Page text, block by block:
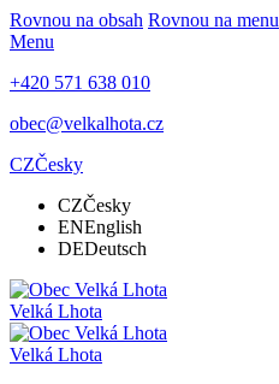
Rovnou na obsah Rovnou na menu
Menu
+420 571 638 010
obec@velkalhota.cz
CZČesky
CZČesky
ENEnglish
DEDeutsch
Velká Lhota
Velká Lhota